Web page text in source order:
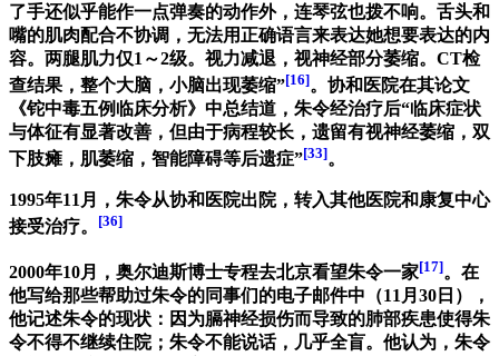
了手还似乎能作一点弹奏的动作外，连琴弦也拨不响。舌头和
嘴的肌肉配合不协调，无法用正确语言来表达她想要表达的内
容。两腿肌力仅1～2级。视力减退，视神经部分萎缩。CT检
查结果，整个大脑，小脑出现萎缩”[16]。协和医院在其论文
《铊中毒五例临床分析》中总结道，朱令经治疗后“临床症状
与体征有显著改善，但由于病程较长，遗留有视神经萎缩，双
下肢瘫，肌萎缩，智能障碍等后遗症”[33]。
1995年11月，朱令从协和医院出院，转入其他医院和康复中心
接受治疗。
[36]
2000年10月，奥尔迪斯博士专程去北京看望朱令一家[17]。在
他写给那些帮助过朱令的同事们的电子邮件中（11月30日），
他记述朱令的现状：因为膈神经损伤而导致的肺部疾患使得朱
令不得不继续住院；朱令不能说话，几乎全盲。他认为，朱令